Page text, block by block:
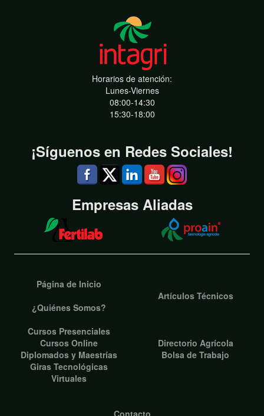
Horarios de atención:
Lunes-Viernes
08:00-14:30
15:30-18:00
¡Síguenos en Redes Sociales!
Empresas Aliadas
Página de Inicio
¿Quiénes Somos?
Artículos Técnicos
Cursos Presenciales
Cursos Online
Diplomados y Maestrías
Giras Tecnológicas
Virtuales
Directorio Agrícola
Bolsa de Trabajo
Contacto